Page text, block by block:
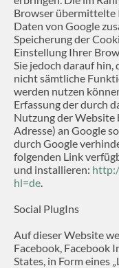
Browser übermittelte
Daten von Google
Speicherung der
Einstellung Ihrer
Sie jedoch darauf hin,
nicht sämtliche
werden nutzen
Erfassung der durch
Nutzung der Website
Adresse) an Google
durch Google
folgenden Link
und installieren:
hl=de.
Social PlugIns
Auf dieser Website
Facebook, Facebook
States, in Form eines